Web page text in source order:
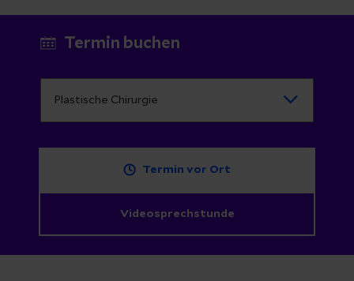
Termin buchen
Termin vor Ort
Videosprechstunde